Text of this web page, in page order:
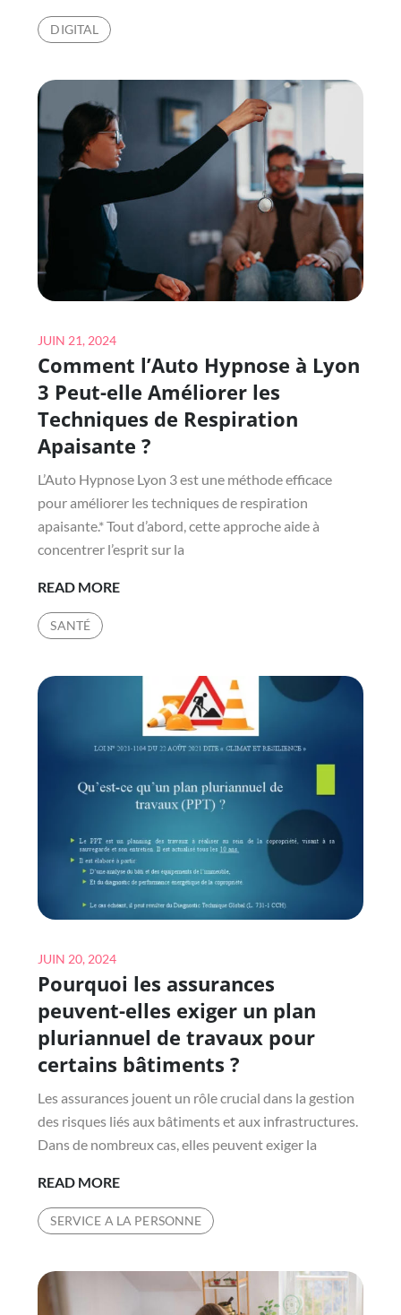
QUINZE-
VINGTS
ANALYSE-
T-
ELLE
LES
TRANSACTIONNELLES
POUR
AMÉLIORER
DE
VENTE
DIGITAL
Posted
on
JUIN 21, 2024
Comment l’Auto Hypnose à Lyon
3 Peut-elle Améliorer les
Techniques de Respiration
Apaisante ?
L’Auto Hypnose Lyon 3 est une méthode efficace
pour améliorer les techniques de respiration
apaisante.* Tout d’abord, cette approche aide à
concentrer l’esprit sur la
READ MORECOMMENT
LYON
PEUT-
ELLE
LES
DE
RESPIRATION
APAISANTE
?
SANTÉ
Posted
on
JUIN 20, 2024
Pourquoi les assurances
peuvent-elles exiger un plan
pluriannuel de travaux pour
certains bâtiments ?
Les assurances jouent un rôle crucial dans la gestion
des risques liés aux bâtiments et aux infrastructures.
Dans de nombreux cas, elles peuvent exiger la
READ MOREPOURQUOI
LES
ASSURANCES
ELLES
SERVICE A LA PERSONNE